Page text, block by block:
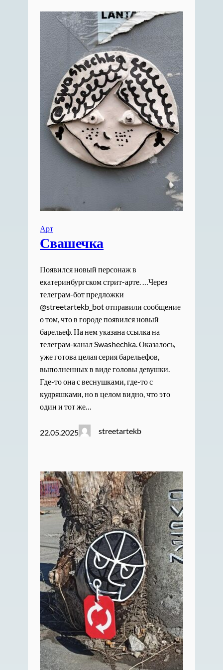
Арт
Свашечка
Появился новый персонаж в
екатеринбургском стрит-арте. …Через
телеграм-бот предложки
@streetartekb_bot отправили сообщение
о том, что в городе появился новый
барельеф. На нем указана ссылка на
телеграм-канал Swashechka. Оказалось,
уже готова целая серия барельефов,
выполненных в виде головы девушки.
Где-то она с веснушками, где-то с
кудряшками, но в целом видно, что это
один и тот же…
22.05.2025 streetartekb